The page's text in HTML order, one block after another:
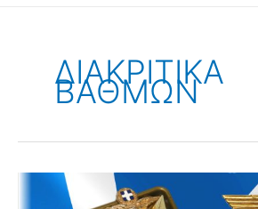
ΔΙΑΚΡΙΤΙΚΑ
ΒΑΘΜΩΝ
Διάφορα
Στρατιωτικά